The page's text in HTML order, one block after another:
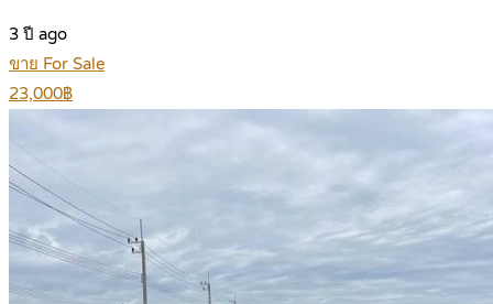
3 ปี ago
ขาย For Sale
23,000฿